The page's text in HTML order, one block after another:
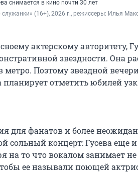
снимается в кино почти 30 лет
служанки» (16+), 2026 г., режиссеры: Илья
актерскому авторитету,
звездности. Она
метро. Поэтому звездной
планирует отметить юбилей
для фанатов и более
сольный концерт: Гусева еще
на то что вокалом занимает
ее называли поющей